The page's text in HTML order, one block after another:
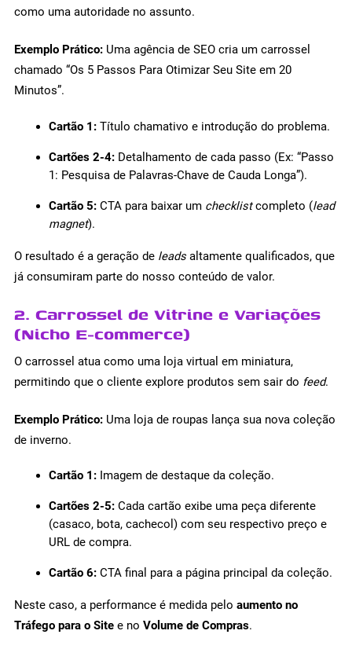
como uma autoridade no assunto.
Exemplo Prático: Uma agência de SEO cria um carrossel
chamado “Os 5 Passos Para Otimizar Seu Site em 20
Minutos”.
Cartão 1:Título chamativo e introdução do problema.
Cartões 2-4:Detalhamento de cada passo (Ex: “Passo
1: Pesquisa de Palavras-Chave de Cauda Longa”).
Cartão 5:CTA para baixar um checklistcompleto (lead
magnet).
O resultado é a geração de leads altamente qualificados, que
já consumiram parte do nosso conteúdo de valor.
2. Carrossel de Vitrine e Variações
(Nicho E-commerce)
O carrossel atua como uma loja virtual em miniatura,
permitindo que o cliente explore produtos sem sair do feed.
Exemplo Prático: Uma loja de roupas lança sua nova coleção
de inverno.
Cartão 1:Imagem de destaque da coleção.
Cartões 2-5:Cada cartão exibe uma peça diferente
(casaco, bota, cachecol) com seu respectivo preço e
URL de compra.
Cartão 6:CTA final para a página principal da coleção.
Neste caso, a performance é medida pelo aumento no
Tráfego para o Site e no Volume de Compras.